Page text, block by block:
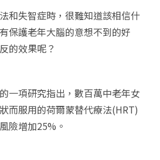
和失智症時，很難知道該相信什
保護老年大腦的意想不到的好
的效果呢？
一項研究指出，數百萬中老年女
而服用的荷爾蒙替代療法(HRT)
險增加25%。